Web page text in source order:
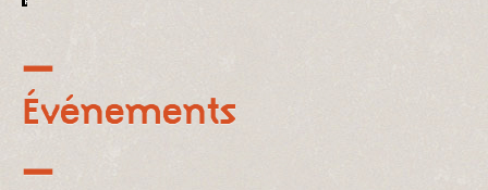
Événements